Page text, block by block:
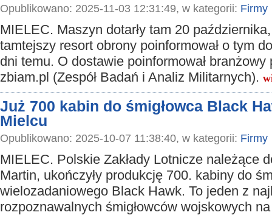
Opublikowano: 2025-11-03 12:31:49, w kategorii: Firmy
MIELEC. Maszyn dotarły tam 20
tamtejszy resort obrony poinformował o tym
dni temu. O dostawie poinformował branżowy
zbiam.pl (Zespół Badań i Analiz Militarnych).
Już 700 kabin do śmigłowca Black
Mielcu
Opublikowano: 2025-10-07 11:38:40, w kategorii: Firmy
MIELEC. Polskie Zakłady Lotnicze należące
Martin, ukończyły produkcję 700. kabiny do
wielozadaniowego Black Hawk. To jeden z
rozpoznawalnych śmigłowców wojskowych